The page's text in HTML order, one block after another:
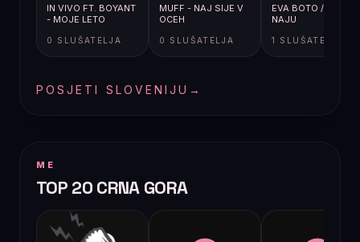
IN VIVO FT. BOYANT
- MOJE LETO
0 SLUŠATELJA
MUFF - NAJ SIJE V
OCEH
0 SLUŠATELJA
EVA BOTO / ZA
NAJU
1 SLUŠATELJA
POSJETI SLOVENIJU →
ME
TOP 20 CRNA GORA